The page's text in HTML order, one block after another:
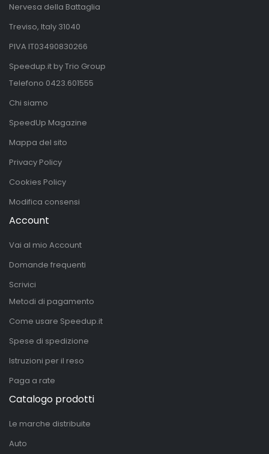
Nervesa della Battaglia
Treviso, Italy 31040
PIVA IT03490830266
Speedup.it by Trio Group
Telefono 0423.601555
Chi siamo
SpeedUp Magazine
Mappa del sito
Privacy Policy
Cookies Policy
Modifica consensi
Account
Vai al mio Account
Domande frequenti
Scrivici
Metodi di pagamento
Come usare Speedup.it
Spese di spedizione
Istruzioni per il reso
Paga a rate
Catalogo prodotti
Le marche distribuite
Auto